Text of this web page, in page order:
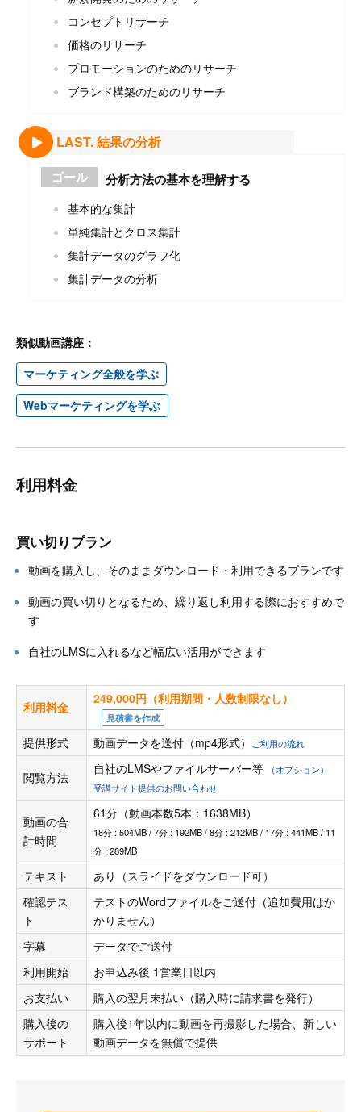
コンセプトリサーチ
価格のリサーチ
プロモーションのためのリサーチ
ブランド構築のためのリサーチ
LAST. 結果の分析
ゴール 分析方法の基本を理解する
基本的な集計
単純集計とクロス集計
集計データのグラフ化
集計データの分析
類似動画講座：
マーケティング全般を学ぶ
Webマーケティングを学ぶ
利用料金
買い切りプラン
動画を購入し、そのままダウンロード・利用できるプランです
動画の買い切りとなるため、繰り返し利用する際におすすめで
す
自社のLMSに入れるなど幅広い活用ができます
利用料金
249,000円（利用期間・人数制限なし）
見積書を作成
提供形式 動画データを送付（mp4形式） ご利用の流れ
閲覧方法
自社のLMSやファイルサーバー等
（オプション）
受講サイト提供のお問い合わせ
動画の合
計時間
61分（動画本数5本：1638MB）
18分 : 504MB / 7分 : 192MB / 8分 : 212MB / 17分 : 441MB / 11
分 : 289MB
テキスト
あり（スライドをダウンロード可）
確認テス
ト
テストのWordファイルをご送付（追加費用はか
かりません）
字幕
データでご送付
利用開始
お申込み後 1営業日以内
お支払い
購入の翌月末払い（購入時に請求書を発行）
購入後の
サポート
購入後1年以内に動画を再撮影した場合、新しい
動画データを無償で提供